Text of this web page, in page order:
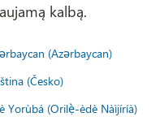
kalbą.
(Azərbaycan)
(Česko)
Yorùbá (Orilẹ̀-èdè Nàìjíríà)